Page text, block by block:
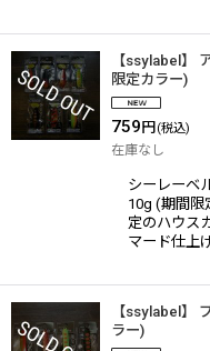
【ssylabel】
限定カラー)
759 円 (税込)
在庫なし
シーレーベ
10g (期間限
定のハウス
マード仕上
【ssylabel】
ラー)